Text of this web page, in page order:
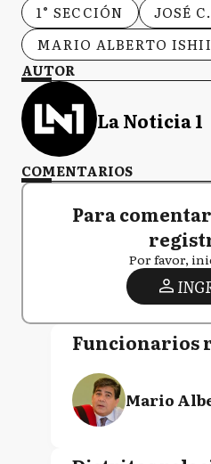
1° SECCIÓN
JOSÉ
MARIO ALBERTO ISHII
AUTOR
La Noticia 1
COMENTARIOS
Para
Por favor,
Funcionarios
Mario